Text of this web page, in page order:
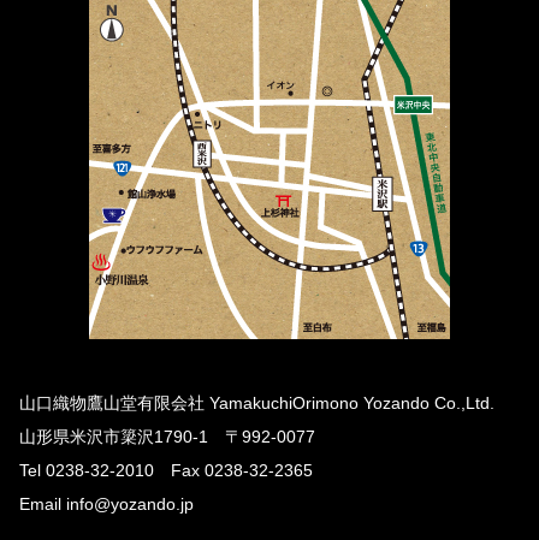
山口織物鷹山堂有限会社 YamakuchiOrimono Yozando Co.,Ltd.
山形県米沢市簗沢1790-1 〒992-0077
Tel 0238-32-2010 Fax 0238-32-2365
Email info@yozando.jp